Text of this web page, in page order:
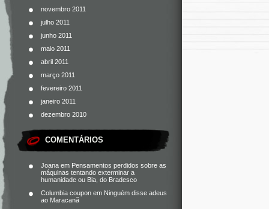
novembro 2011
julho 2011
junho 2011
maio 2011
abril 2011
março 2011
fevereiro 2011
janeiro 2011
dezembro 2010
COMENTÁRIOS
Joana em Pensamentos perdidos sobre as
máquinas tentando exterminar a
humanidade ou Bia, do Bradesco
Columbia coupon em Ninguém disse adeus
ao Maracanã